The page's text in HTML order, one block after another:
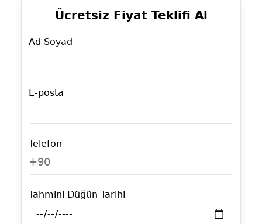
Ücretsiz Fiyat Teklifi Al
Ad Soyad
E-posta
Telefon
+90
Tahmini Düğün Tarihi